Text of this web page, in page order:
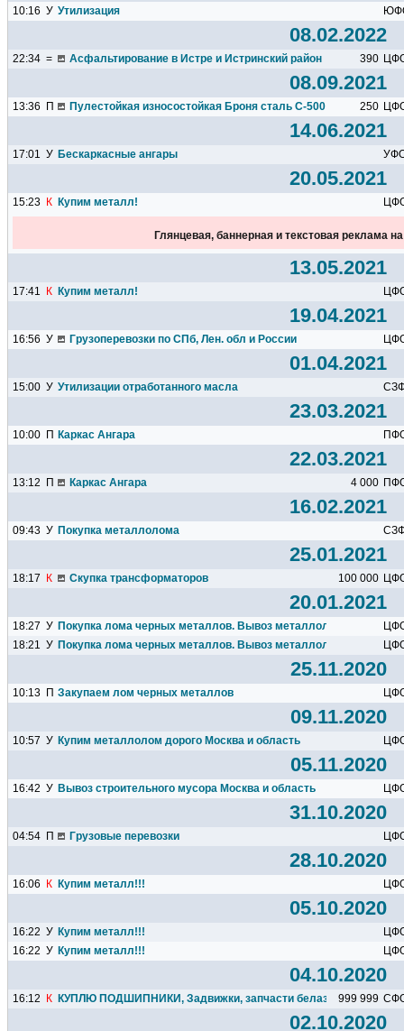
10:16 У Утилизация
08.02.2022
22:34 = Асфальтирование в Истре и Истринский район 390
08.09.2021
13:36 П Пулестойкая износостойкая Броня сталь С-500 250
14.06.2021
17:01 У Бескаркасные ангары
20.05.2021
15:23 К Купим металл!
Глянцевая, баннерная и текстовая реклама
13.05.2021
17:41 К Купим металл!
19.04.2021
16:56 У Грузоперевозки по СПб, Лен. обл и России
01.04.2021
15:00 У Утилизации отработанного масла
23.03.2021
10:00 П Каркас Ангара
22.03.2021
13:12 П Каркас Ангара 4 000
16.02.2021
09:43 У Покупка металлолома
25.01.2021
18:17 К Скупка трансформаторов 100 000
20.01.2021
18:27 У Покупка лома черных металлов. Вывоз металлолома.
18:21 У Покупка лома черных металлов. Вывоз металлолома.
25.11.2020
10:13 П Закупаем лом черных металлов
09.11.2020
10:57 У Купим металлолом дорого Москва и область
05.11.2020
16:42 У Вывоз строительного мусора Москва и область
31.10.2020
04:54 П Грузовые перевозки
28.10.2020
16:06 К Купим металл!!!
05.10.2020
16:22 У Купим металл!!!
16:22 У Купим металл!!!
04.10.2020
16:12 К КУПЛЮ ПОДШИПНИКИ, Задвижки, запчасти белаз и тд.999 999
02.10.2020